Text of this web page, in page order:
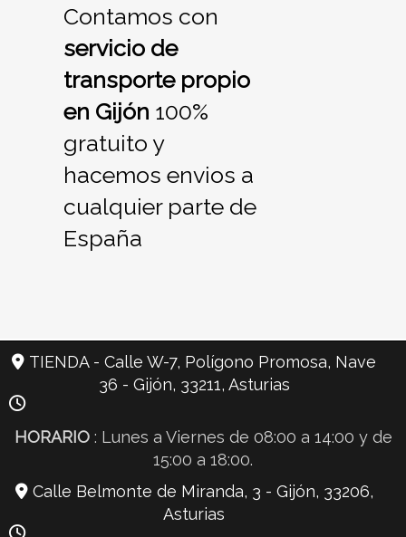
Contamos con
servicio de
transporte propio
en Gijón 100%
gratuito y
hacemos envios a
cualquier parte de
España
TIENDA - Calle W-7, Polígono Promosa, Nave
36 - Gijón, 33211, Asturias
HORARIO: Lunes a Viernes de 08:00 a 14:00 y de
15:00 a 18:00.
Calle Belmonte de Miranda, 3 - Gijón, 33206,
Asturias